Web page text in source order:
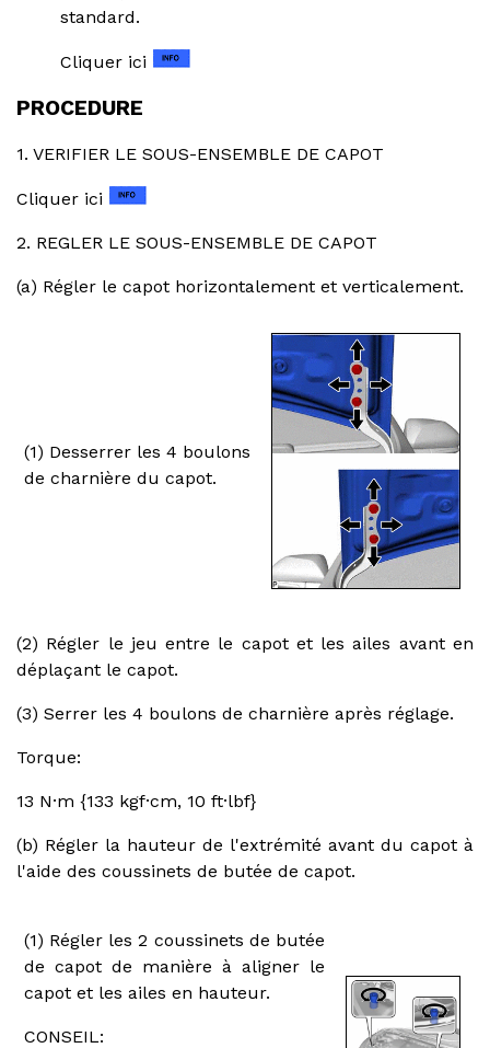
standard.
Cliquer ici
PROCEDURE
1. VERIFIER LE SOUS-ENSEMBLE DE CAPOT
Cliquer ici
2. REGLER LE SOUS-ENSEMBLE DE CAPOT
(a) Régler le capot horizontalement et verticalement.
(1) Desserrer les 4 boulons
de charnière du capot.
(2) Régler le jeu entre le capot et les ailes avant en
déplaçant le capot.
(3) Serrer les 4 boulons de charnière après réglage.
Torque:
13 N·m {133 kgf·cm, 10 ft·lbf}
(b) Régler la hauteur de l'extrémité avant du capot à
l'aide des coussinets de butée de capot.
(1) Régler les 2 coussinets de butée
de capot de manière à aligner le
capot et les ailes en hauteur.
CONSEIL: